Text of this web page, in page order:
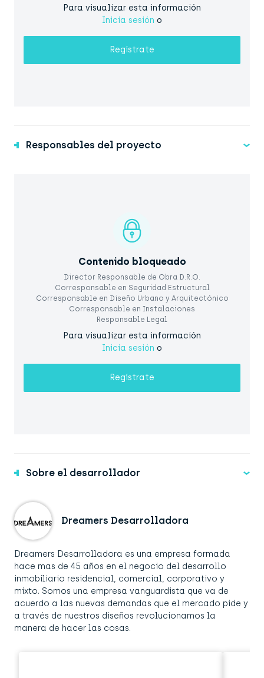
Para visualizar esta información
Inicia sesión o
Regístrate
Responsables del proyecto
Contenido bloqueado
Director Responsable de Obra D.R.O.
Corresponsable en Seguridad Estructural
Corresponsable en Diseño Urbano y Arquitectónico
Corresponsable en Instalaciones
Responsable Legal
Para visualizar esta información
Inicia sesión o
Regístrate
Sobre el desarrollador
Dreamers Desarrolladora
Dreamers Desarrolladora es una empresa formada
hace mas de 45 años en el negocio del desarrollo
inmobiliario residencial, comercial, corporativo y
mixto. Somos una empresa vanguardista que va de
acuerdo a las nuevas demandas que el mercado pide y
a través de nuestros diseños revolucionamos la
manera de hacer las cosas.